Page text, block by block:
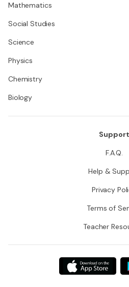
Mathematics
Social Studies
Science
Physics
Chemistry
Biology
Support
F.A.Q.
Help &
Privacy
Terms of
Teacher